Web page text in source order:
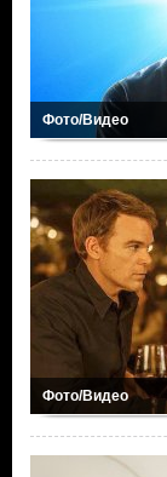
Фото/Видео
Фото/Видео